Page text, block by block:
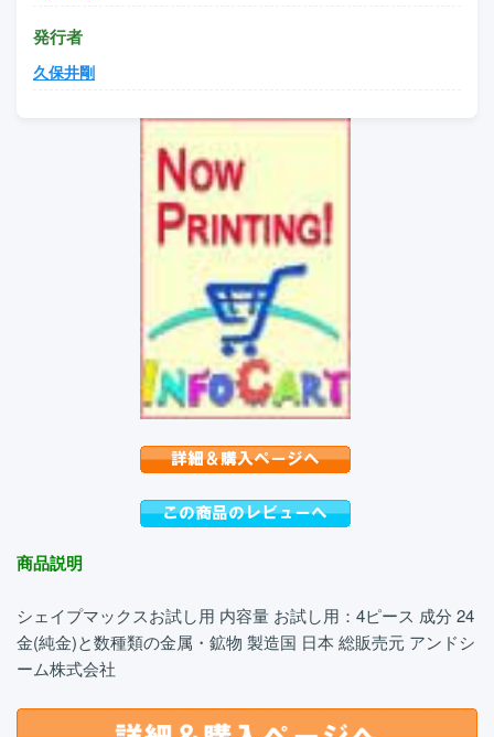
発行者
久保井剛
商品説明
シェイプマックスお試し用 内容量 お試し用：4ピース 成分 24
金(純金)と数種類の金属・鉱物 製造国 日本 総販売元 アンドシ
ーム株式会社